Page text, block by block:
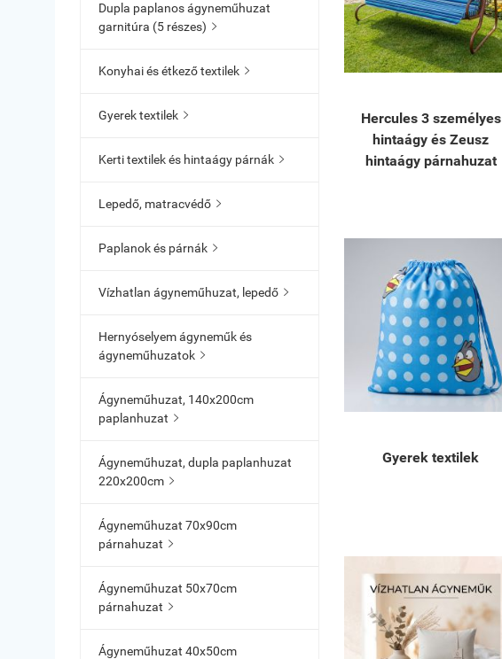
Dupla paplanos ágyneműhuzat
garnitúra (5 részes) 
Konyhai és étkező textilek 
Gyerek textilek 
Kerti textilek és hintaágy párnák 
Lepedő, matracvédő 
Paplanok és párnák 
Vízhatlan ágyneműhuzat, lepedő 
Hernyóselyem ágyneműk és
ágyneműhuzatok 
Ágyneműhuzat, 140x200cm
paplanhuzat 
Ágyneműhuzat, dupla paplanhuzat
220x200cm 
Ágyneműhuzat 70x90cm
párnahuzat 
Ágyneműhuzat 50x70cm
párnahuzat 
Ágyneműhuzat 40x50cm
Hercules 3 személyes
hintaágy és Zeusz
hintaágy párnahuzat
Gyerek textilek